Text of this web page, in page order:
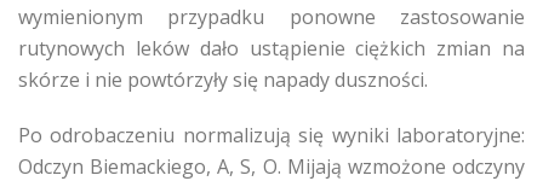
wymienionym przypadku ponowne zastosowanie
rutynowych leków dało ustąpienie ciężkich zmian na
skórze i nie powtórzyły się napady duszności.
Po odrobaczeniu normalizują się wyniki laboratoryjne:
Odczyn Biemackiego, A, S, O. Mijają wzmożone odczyny